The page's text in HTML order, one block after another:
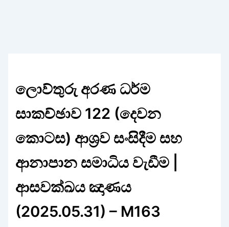
ලොව්තුරු අරණ ධර්ම
සාකච්ඡාව 122 (දෙවන
කොටස) ආශ්‍රව සංසිදීම සහ
ආනාපාන සමාධිය වැඩීම |
ආසවක්ඛය ඤාණය
(2025.05.31) – M163